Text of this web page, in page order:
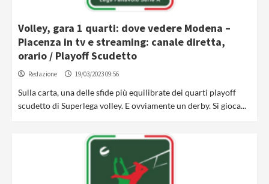
Volley, gara 1 quarti: dove vedere Modena –
Piacenza in tv e streaming: canale diretta,
orario / Playoff Scudetto
Redazione 19/03/2023 09:56
Sulla carta, una delle sfide più equilibrate dei quarti playoff
scudetto di Superlega volley. E ovviamente un derby. Si gioca...